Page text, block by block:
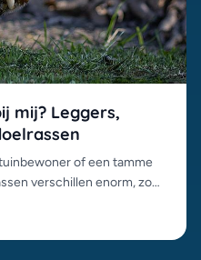
mij? Leggers,
of een tamme
verschillen enorm, zo